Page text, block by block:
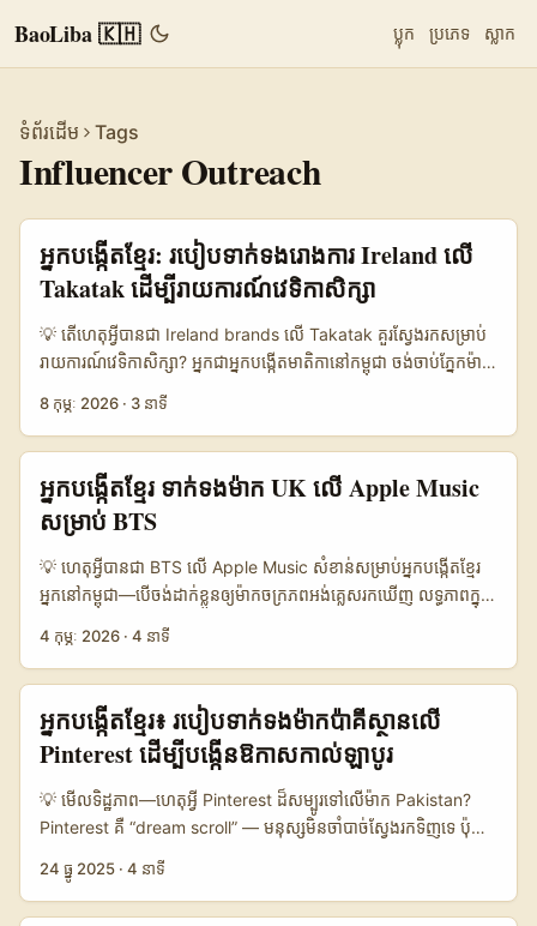
BaoLiba 🇰🇭 ប្លុក ប្រភេទ ស្លាក
ទំព័រដើម Tags
Influencer Outreach
អ្នកបង្កើតខ្មែរ: របៀបទាក់ទង​រោងការ Ireland លើ
Takatak ដើម្បី​រាយការណ៍វេទិកា​សិក្សា
💡 តើហេតុអ្វីបានជា Ireland brands លើ Takatak គួរស្វែងរកសម្រាប់
រាយការណ៍​វេទិកា​សិក្សា? អ្នកជាអ្នកបង្កើតមាតិកា​នៅកម្ពុជា ចង់ចាប់ភ្នែកម៉ាក
ចែករំលែកមតិលើ​វេទិកា​សិក្សា (learning platforms)។ ដំណើរការ​នេះ
តម្លៃ, បង្ហាញ evidence ផ្ទាល់ខ្លួន, និងដោះស្រាយ pain-point របស់ម៉ាក
ខ្លួន។ នៅឆ្នាំ 2026 មានសញ្ញា​ថា Taka និង​ Takatak កំពុងពង្រីកសេវា
កម្ម grassroots និងផ្តល់អត្ថប្រយោជន៍​ដល់​ក្លឹប និងម៉ាក (openpr,
news reports) — នេះផ្តល់កំហែងដ៏ល្អសម្រាប់អ្នកបង្កើតក្នុង APAC
ដើម្បីស្វែងរកកិច្ចសហការណ៍អន្ដរជាតិ។ អត្ថបទនេះនឹងផ្តល់ផែនការ​ជាក់លាក់
(message templates, negotiation tips, localized pitch) និង
ផែនទីឆ្លងដែន​ដើម្បីទាក់ទងម៉ាក​អៀរឡង់​លើ Takatak សម្រាប់រាយការណ៍​
វេទិកា​សិក្សា។ 📊 សេចក្តីសង្ខេប​ទិន្នន័យ (Data Snapshot) 🧩 Metric
800.000 1.000.000 📈 Conversion 12% 8% 9% 💬 Avg
Response Time 48h 72h 36h 💸 Avg Budget per Collab
€1.000 €250 €500 តារាងខាងលើប្រៀបធៀបជម្រើស outreach:
Option A = direct brand pitching កំពូល, Option B =
agencies/local partners, Option C = platform-sponsored
(Takatak/Taka). ការវាយតម្លៃបង្ហាញ Option A មាន conversion
ខ្ពស់បើអ្នកមាន portfolio ត្រួតពិនិត្យបាន, ខណៈ Option C មានពេល
ឆ្លើយតិចបំផុត ប៉ុន្តែទាមទារជាមួយលក្ខខណ្ឌផ្នែក platform។ ...
8 កុម្ភៈ 2026 · 3 នាទី
អ្នកបង្កើតខ្មែរ ទាក់ទងម៉ាក UK លើ Apple Music
សម្រាប់ BTS
💡 ហេតុអ្វីបានជា BTS លើ Apple Music សំខាន់សម្រាប់អ្នកបង្កើតខ្មែរ
អ្នកនៅកម្ពុជា—បើចង់ដាក់ខ្លួនឲ្យម៉ាកចក្រភពអង់គ្លេសរកឃើញ លទ្ធភាពក្នុង
content ពិភពលោកសព្វថ្ងៃគឺច្រើន។ Apple Music មិនត្រឹមតែជាសេវា
features, artist collaborations, និង branded content ដែល
អាចបើកផ្លូវឲ្យអ្នកបង្កើត​ខ្មែរ ទទួលបាន exposure និងតម្លៃពាណិជ្ជកម្ម។
បញ្ហាគន្លង៖ ម៉ាក UK និង labels ដាក់ចំណូលខ្ពស់លើ brand safety,
legal clearances, និង quality control — អ្នកបង្កើតត្រូវតែនៅតែ
មើលឲ្យច្បាស់ពី process, metrics, និង local storytelling ដើម្បីឈ្នះ
ការជ្រើសរើស។ ខណៈពេលដែល Creator Economy កំពុងធំ (ហើយមាន
ភាពឆាប់រីកតាមរបាយការណ៍ openpr កាលពី 2026), ឱកាសសម្រាប់
content ដែលមានកំរិតខ្ពស់ និង culturally smart នៅពេលនេះគឺ
4 កុម្ភៈ 2026 · 4 នាទី
អ្នកបង្កើតខ្មែរ៖ របៀបទាក់ទងម៉ាកប៉ាគីស្ថានលើ
Pinterest ដើម្បីបង្កើនឱកាសកាល់ឡាបូរ
💡 មើលទិដ្ឋភាព—ហេតុអ្វី Pinterest ដ៏សម្បូរទៅលើម៉ាក Pakistan?
Pinterest គឺ “dream scroll” — មនុស្សមិនចាំបាច់ស្វែងរកទិញទេ ប៉ុន្តែ
បាន។ តាមការសង្កេតពីកម្មវិធីពាណិជ្ជកម្មពិភពលោក — Marriott និងក្រុម
24 ធ្នូ 2025 · 4 នាទី